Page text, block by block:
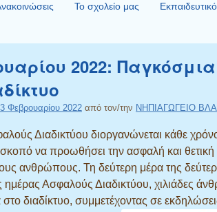
Το σχολείο μας
2022:
Φεβρουαρίου 2022 από τον/την ΝΗΠΙΑΓΩΓΕΙΟ
Διαδικτύου διοργανώνεται κάθε
να προωθήσει την ασφαλή και
ανθρώπους. Τη δεύτερη μέρα της
ημέρας Ασφαλούς Διαδικτύου, χιλιάδες
στο διαδίκτυο, συμμετέχοντας σε